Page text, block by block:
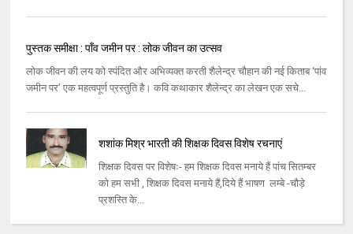
पुस्तक समीक्षा : पाँव जमीन पर : लोक जीवन का उत्सव
लोक जीवन की लय को स्पंदित और अभिव्यक्त करती शैलेन्द्र चौहान की नई किताब ‘पांव
जमीन पर’ एक महत्वपूर्ण प्रस्तुति है। कवि कथाकार शैलेन्द्र का लेखन एक सचे...
शशांक मिश्र भारती की शिक्षक दिवस विशेष रचनाएं
शिक्षक दिवस पर विशेषः- हम शिक्षक दिवस मनाये हैं पांच सितम्‍बर
को हम सभी , शिक्षक दिवस मनाये हैं,दिये हैं भाषण लम्‍बे -चौड़े
प्रशस्‍ति के...